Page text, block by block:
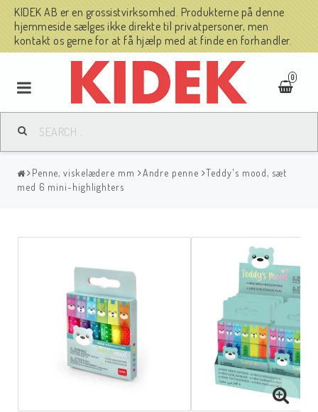
KIDEK AB er en grossistvirksomhed. Produkterne på denne
hjemmeside sælges ikke direkte til privatpersoner, men
kontakt os gerne for at få hjælp med at finde en forhandler.
0
Penne, viskelædere mm Andre penne
Teddy's mood, sæt
med 6 mini-highlighters